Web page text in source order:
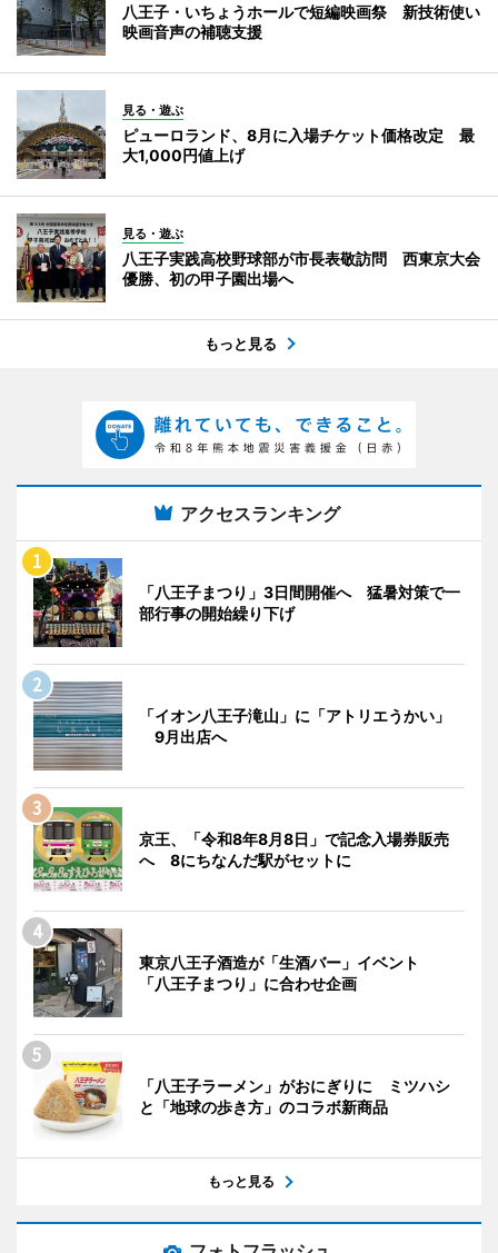
八王子・いちょうホールで短編映画祭 新技術使い
映画音声の補聴支援
見る・遊ぶ
ピューロランド、8月に入場チケット価格改定 最
大1,000円値上げ
見る・遊ぶ
八王子実践高校野球部が市長表敬訪問 西東京大会
優勝、初の甲子園出場へ
もっと見る
アクセスランキング
「八王子まつり」3日間開催へ 猛暑対策で一
部行事の開始繰り下げ
「イオン八王子滝山」に「アトリエうかい」
9月出店へ
京王、「令和8年8月8日」で記念入場券販売
へ 8にちなんだ駅がセットに
東京八王子酒造が「生酒バー」イベント
「八王子まつり」に合わせ企画
「八王子ラーメン」がおにぎりに ミツハシ
と「地球の歩き方」のコラボ新商品
もっと見る